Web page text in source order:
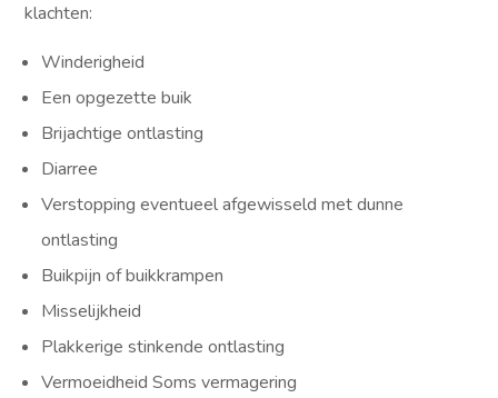
klachten:
Winderigheid
Een opgezette buik
Brijachtige ontlasting
Diarree
Verstopping eventueel afgewisseld met dunne
ontlasting
Buikpijn of buikkrampen
Misselijkheid
Plakkerige stinkende ontlasting
Vermoeidheid Soms vermagering